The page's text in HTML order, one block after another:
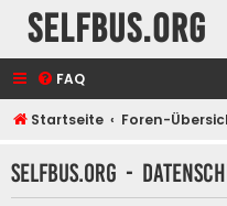
selfbus.org
FAQ
Startseite Foren-
selfbus.org -